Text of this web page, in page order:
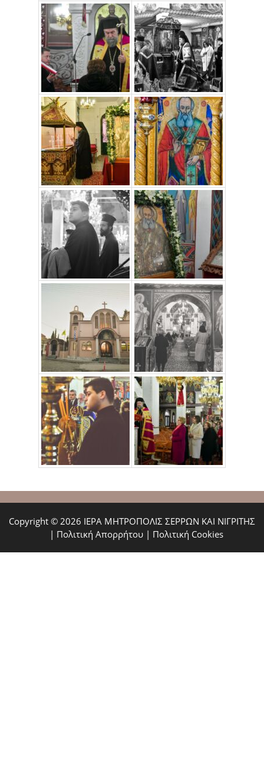
Copyright © 2026 ΙΕΡΑ ΜΗΤΡΟΠΟΛΙΣ ΣΕΡΡΩΝ ΚΑΙ ΝΙΓΡΙΤΗΣ
| Πολιτική Απορρήτου | Πολιτική Cookies